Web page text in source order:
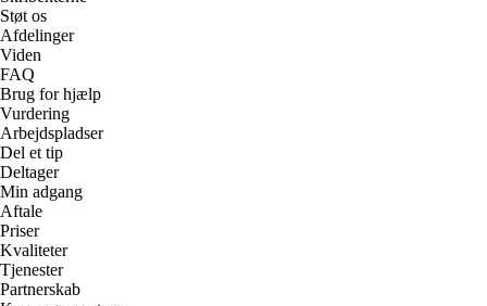
Støt os
Afdelinger
Viden
FAQ
Brug for hjælp
Vurdering
Arbejdspladser
Del et tip
Deltager
Min adgang
Aftale
Priser
Kvaliteter
Tjenester
Partnerskab